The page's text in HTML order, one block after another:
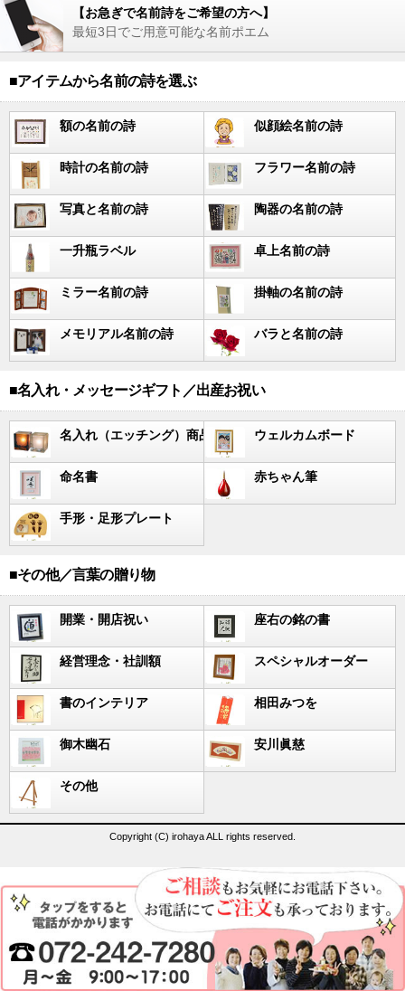
【お急ぎで名前詩をご希望の方へ】
最短3日でご用意可能な名前ポエム
■アイテムから名前の詩を選ぶ
額の名前の詩 似顔絵名前の詩
時計の名前の詩 フラワー名前の詩
写真と名前の詩 陶器の名前の詩
一升瓶ラベル 卓上名前の詩
ミラー名前の詩 掛軸の名前の詩
メモリアル名前の詩 バラと名前の詩
■名入れ・メッセージギフト／出産お祝い
名入れ（エッチング）商品 ウェルカムボード
命名書 赤ちゃん筆
手形・足形プレート
■その他／言葉の贈り物
開業・開店祝い 座右の銘の書
経営理念・社訓額 スペシャルオーダー
書のインテリア 相田みつを
御木幽石 安川眞慈
その他
Copyright (C) irohaya ALL rights reserved.